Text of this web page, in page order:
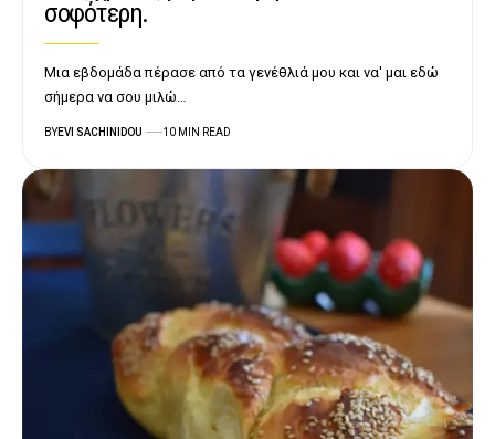
σοφότερη.
Μια εβδομάδα πέρασε από τα γενέθλιά μου και να' μαι εδώ
σήμερα να σου μιλώ…
BYEVI SACHINIDOU 10 MIN READ